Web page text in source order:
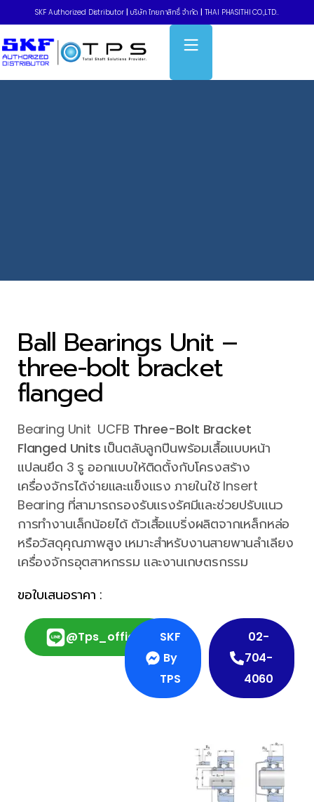
SKF Authorized Distributor บริษัท ไทยภาสิทธิ์ จำกัด THAI PHASITHI CO.,LTD..
Home »
Ball Bearings Unit – three-bolt bracket flanged
Ball Bearings Unit –
three-bolt bracket
flanged
Bearing Unit UCFB Three-Bolt Bracket
Flanged Units เป็นตลับลูกปืนพร้อมเสื้อแบบหน้า
แปลนยึด 3 รู ออกแบบให้ติดตั้งกับโครงสร้าง
เครื่องจักรได้ง่ายและแข็งแรง ภายในใช้ Insert
Bearing ที่สามารถรองรับแรงรัศมีและช่วยปรับแนว
การทำงานเล็กน้อยได้ ตัวเสื้อแบริ่งผลิตจากเหล็กหล่อ
หรือวัสดุคุณภาพสูง เหมาะสำหรับงานสายพานลำเลียง
เครื่องจักรอุตสาหกรรม และงานเกษตรกรรม
ขอใบเสนอราคา :
@tps_official
SKF
By
TPS
02-
704-
4060